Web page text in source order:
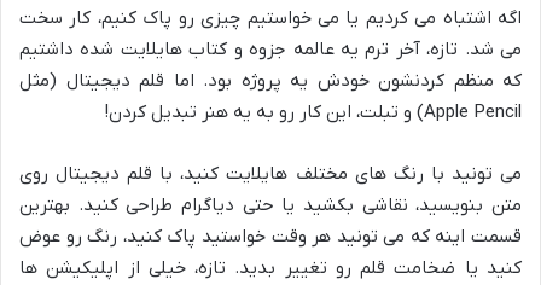
اگه اشتباه می کردیم یا می خواستیم چیزی رو پاک کنیم، کار سخت
می شد. تازه، آخر ترم یه عالمه جزوه و کتاب هایلایت شده داشتیم
که منظم کردنشون خودش یه پروژه بود. اما قلم دیجیتال (مثل
Apple Pencil) و تبلت، این کار رو به یه هنر تبدیل کردن!
می تونید با رنگ های مختلف هایلایت کنید، با قلم دیجیتال روی
متن بنویسید، نقاشی بکشید یا حتی دیاگرام طراحی کنید. بهترین
قسمت اینه که می تونید هر وقت خواستید پاک کنید، رنگ رو عوض
کنید یا ضخامت قلم رو تغییر بدید. تازه، خیلی از اپلیکیشن ها